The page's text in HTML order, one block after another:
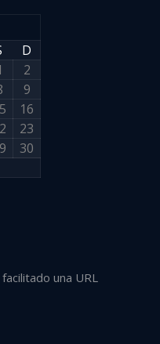
D
2
9
16
23
30
una URL